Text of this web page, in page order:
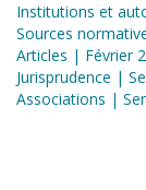
Institutions et
Sources
Articles | Février
Jurisprudence |
Associations |